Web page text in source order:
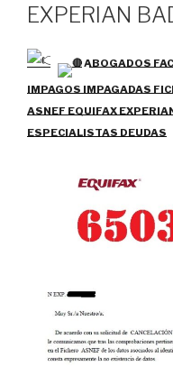
EXPERIAN
ABOGADOS
IMPAGOS IMPAGADAS
ASNEF EQUIFAX
ESPECIALISTAS DEUDAS